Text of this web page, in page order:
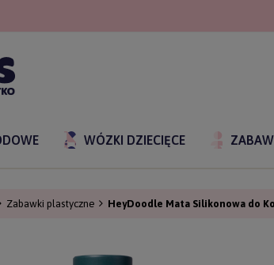
WÓZKI DZIECIĘCE
Zabawki plastyczne HeyDoodle Mata Silikonowa do